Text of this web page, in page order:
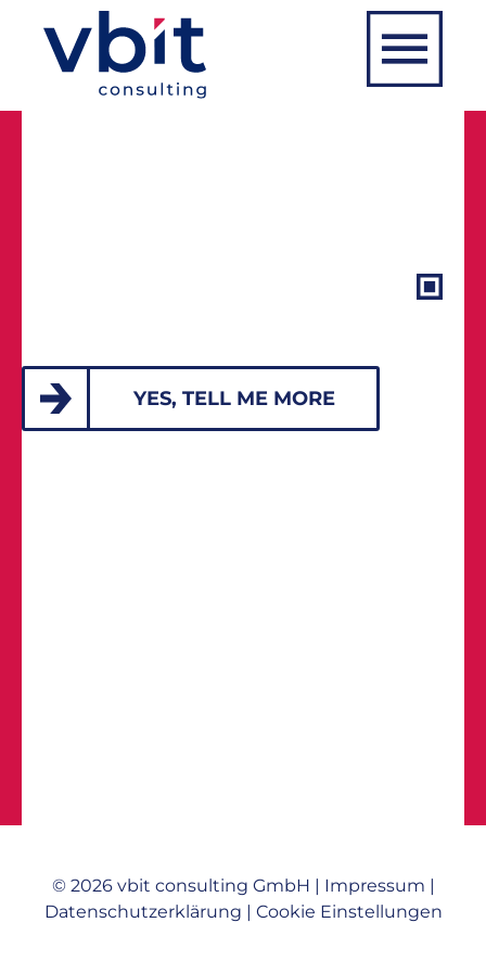
YES, TELL ME MORE
© 2026 vbit consulting GmbH | Impressum |
Datenschutzerklärung | Cookie Einstellungen